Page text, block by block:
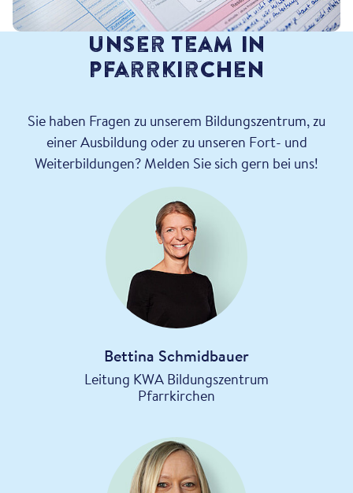
Unser Team in
Pfarrkirchen
Sie haben Fragen zu unserem Bildungszentrum, zu
einer Ausbildung oder zu unseren Fort- und
Weiterbildungen? Melden Sie sich gern bei uns!
Bettina Schmidbauer
Leitung KWA Bildungszentrum
Pfarrkirchen